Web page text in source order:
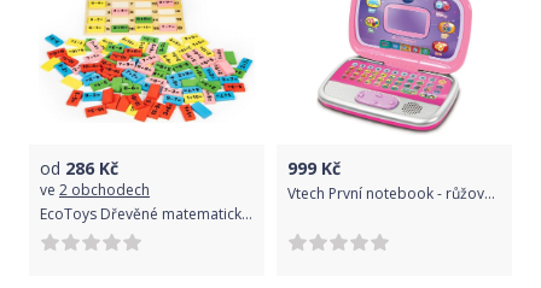
od 286 Kč
ve 2 obchodech
EcoToys Dřevěné matematické domino | 66ks
999 Kč
Vtech První notebook - růžový CZ